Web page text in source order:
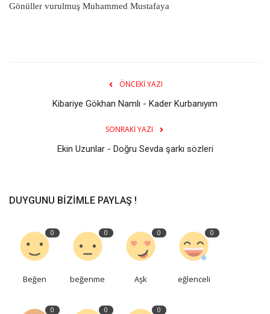
Gönüller vurulmuş Muhammed Mustafaya
ÖNCEKI YAZI
Kibariye Gökhan Namlı - Kader Kurbanıyım
SONRAKI YAZI
Ekin Uzunlar - Doğru Sevda şarkı sözleri
DUYGUNU BIZIMLE PAYLAŞ !
0
Beğen
0
beğenme
0
Aşk
0
eğlenceli
0 0 0